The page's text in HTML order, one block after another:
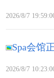
2026/8/7
Spa会馆
2026/8/7